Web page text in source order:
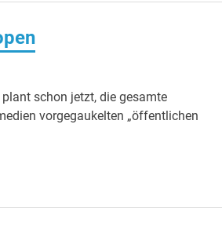
schon jetzt, die gesamte
vorgegaukelten „öffentlichen